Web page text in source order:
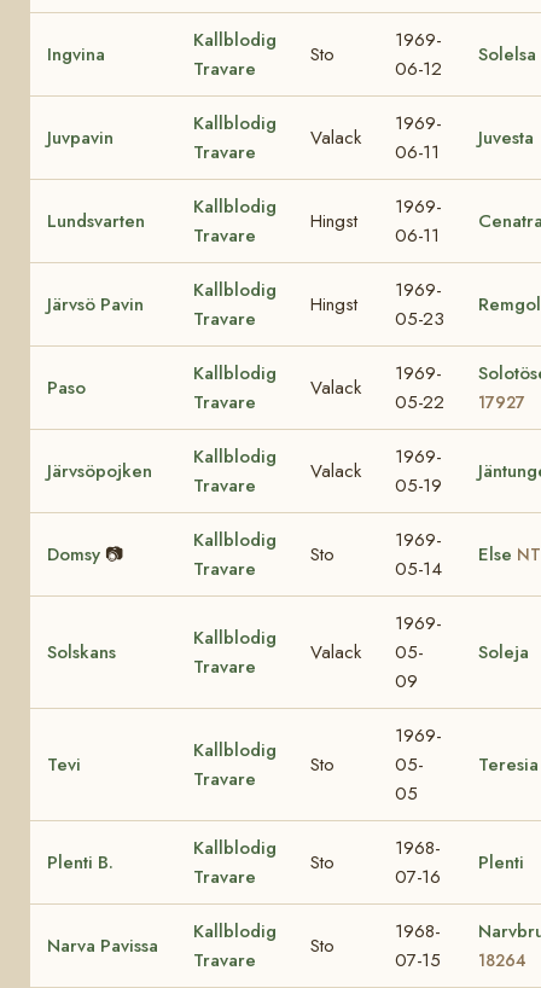
Ingvina
Kallblodig
Travare
Sto
1969-
06-12
Solelsa
Juvpavin
Kallblodig
Travare
Valack
1969-
06-11
Juvesta
Lundsvarten
Kallblodig
Travare
Hingst
1969-
06-11
Järvsö Pavin
Kallblodig
Travare
Hingst
1969-
05-23
Paso
Kallblodig
Travare
Valack
1969-
05-22
17927
Järvsöpojken
Kallblodig
Travare
Valack
1969-
05-19
Domsy 📷
Kallblodig
Travare
Sto
1969-
05-14
Else
Solskans
Kallblodig
Travare
Valack
1969-
05-
09
Soleja
Tevi
Kallblodig
Travare
Sto
1969-
05-
05
Teresia
Plenti B.
Kallblodig
Travare
Sto
1968-
07-16
Plenti
Narva Pavissa
Kallblodig
Travare
Sto
1968-
07-15
18264